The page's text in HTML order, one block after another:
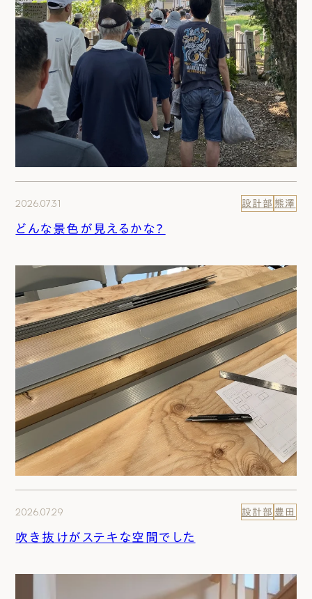
2026.07.31 設計部 熊澤
どんな景色が見えるかな？
2026.07.29 設計部 豊田
吹き抜けがステキな空間でした